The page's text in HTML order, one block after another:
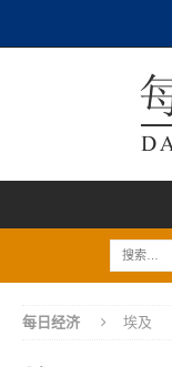
每日经济 埃及